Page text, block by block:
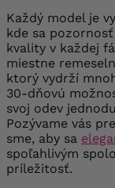
Každý model je
kde sa
kvality v každej
miestne
ktorý vydrží
30-dňovú
svoj odev
Pozývame vás
sme, aby sa
spoľahlivým
príležitosť.